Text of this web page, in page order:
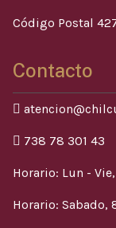
Código Postal
Contacto
738 78 301 43
Horario: Lun -
Horario: Sabado,